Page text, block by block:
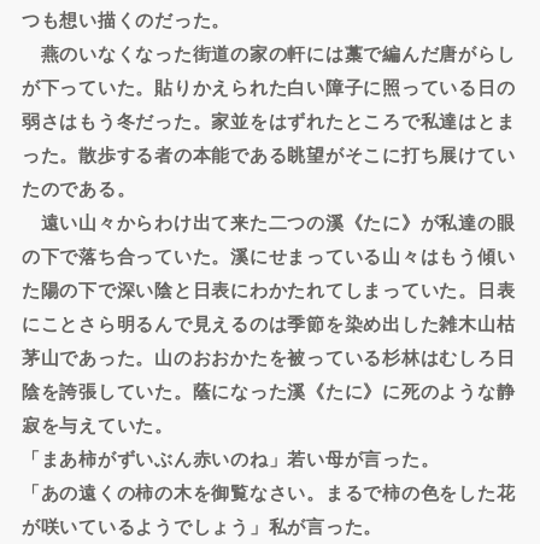
つも想い描くのだった。
燕のいなくなった街道の家の軒には藁で編んだ唐がらし
が下っていた。貼りかえられた白い障子に照っている日の
弱さはもう冬だった。家並をはずれたところで私達はとま
った。散歩する者の本能である眺望がそこに打ち展けてい
たのである。
遠い山々からわけ出て来た二つの溪《たに》が私達の眼
の下で落ち合っていた。溪にせまっている山々はもう傾い
た陽の下で深い陰と日表にわかたれてしまっていた。日表
にことさら明るんで見えるのは季節を染め出した雑木山枯
茅山であった。山のおおかたを被っている杉林はむしろ日
陰を誇張していた。蔭になった溪《たに》に死のような静
寂を与えていた。
「まあ柿がずいぶん赤いのね」若い母が言った。
「あの遠くの柿の木を御覧なさい。まるで柿の色をした花
が咲いているようでしょう」私が言った。